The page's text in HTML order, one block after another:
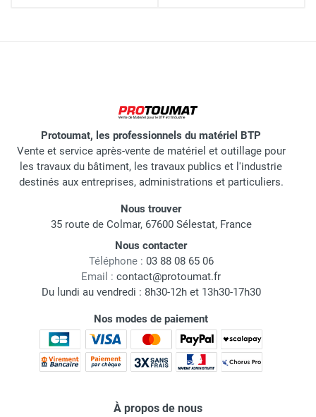
Protoumat, les professionnels du matériel BTP
Vente et service après-vente de matériel et outillage pour
les travaux du bâtiment, les travaux publics et l'industrie
destinés aux entreprises, administrations et particuliers.
Nous trouver
35 route de Colmar, 67600 Sélestat, France
Nous contacter
Téléphone : 03 88 08 65 06
Email : contact@protoumat.fr
Du lundi au vendredi : 8h30-12h et 13h30-17h30
Nos modes de paiement
À propos de nous